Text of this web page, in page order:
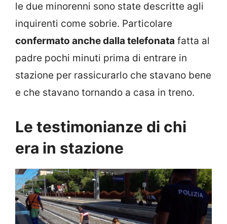
le due minorenni sono state descritte agli
inquirenti come sobrie. Particolare
confermato anche dalla telefonata fatta al
padre pochi minuti prima di entrare in
stazione per rassicurarlo che stavano bene
e che stavano tornando a casa in treno.
Le testimonianze di chi
era in stazione